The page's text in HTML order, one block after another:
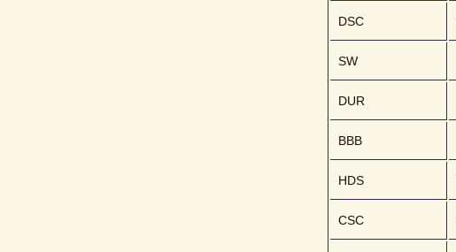
DSC
SW
DUR
BBB
HDS
CSC